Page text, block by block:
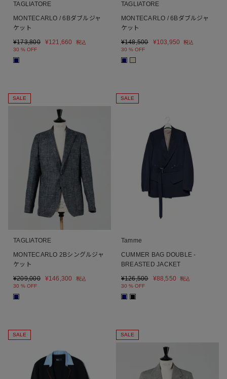
TAGLIATORE
MONTECARLO / 6Bダブルジャ
ケット
¥173,800 ¥121,660
税込
30 % OFF
■
TAGLIATORE
MONTECARLO / 6Bダブルジャ
ケット
¥148,500 ¥103,950
税込
30 % OFF
■
SALE
TAGLIATORE
MONTECARLO 2Bシングルジャ
ケット
¥209,000 ¥146,300
税込
30 % OFF
■
SALE
Tamme
CUMMER BAG DOUBLE -
BREASTED JACKET
¥126,500 ¥88,550
税込
30 % OFF
■ ■
SALE SALE